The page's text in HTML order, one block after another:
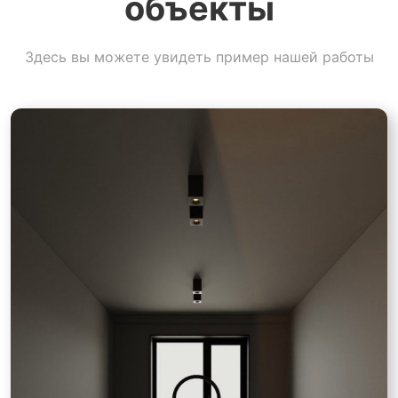
Здесь вы можете увидеть пример нашей работы